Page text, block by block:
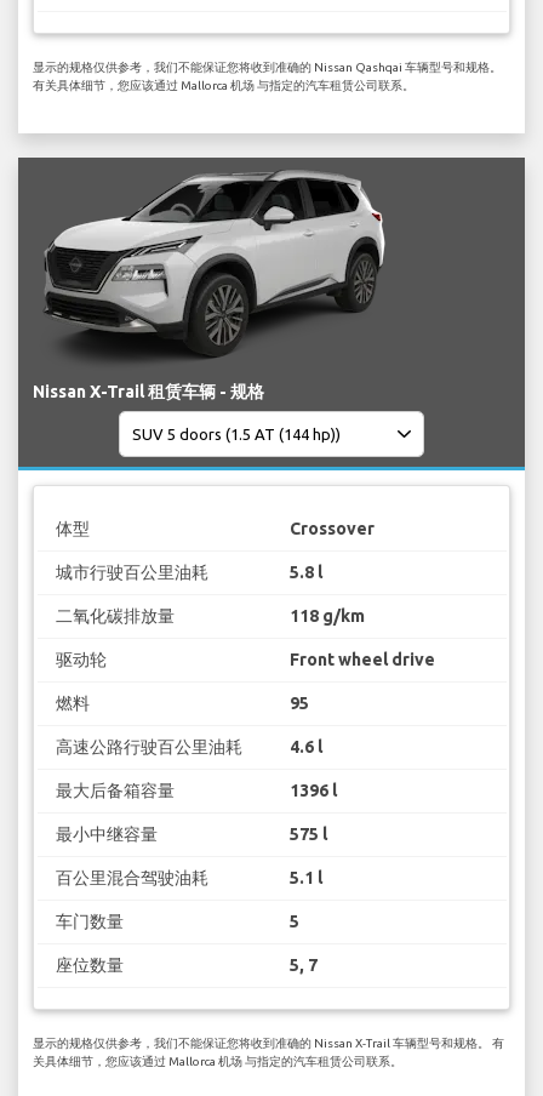
显示的规格仅供参考，我们不能保证您将收到准确的 Nissan Qashqai 车辆型号和规格。
有关具体细节，您应该通过 Mallorca 机场 与指定的汽车租赁公司联系。
Nissan X-Trail 租赁车辆 - 规格
体型 Crossover
城市行驶百公里油耗 5.8 l
二氧化碳排放量 118 g/km
驱动轮 Front wheel drive
燃料 95
高速公路行驶百公里油耗 4.6 l
最大后备箱容量 1396 l
最小中继容量 575 l
百公里混合驾驶油耗 5.1 l
车门数量 5
座位数量 5, 7
显示的规格仅供参考，我们不能保证您将收到准确的 Nissan X-Trail 车辆型号和规格。 有
关具体细节，您应该通过 Mallorca 机场 与指定的汽车租赁公司联系。